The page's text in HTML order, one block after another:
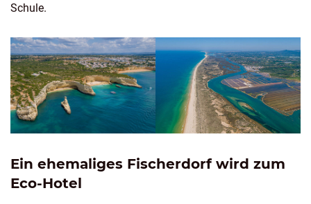
Schule.
Ein ehemaliges Fischerdorf wird zum
Eco-Hotel